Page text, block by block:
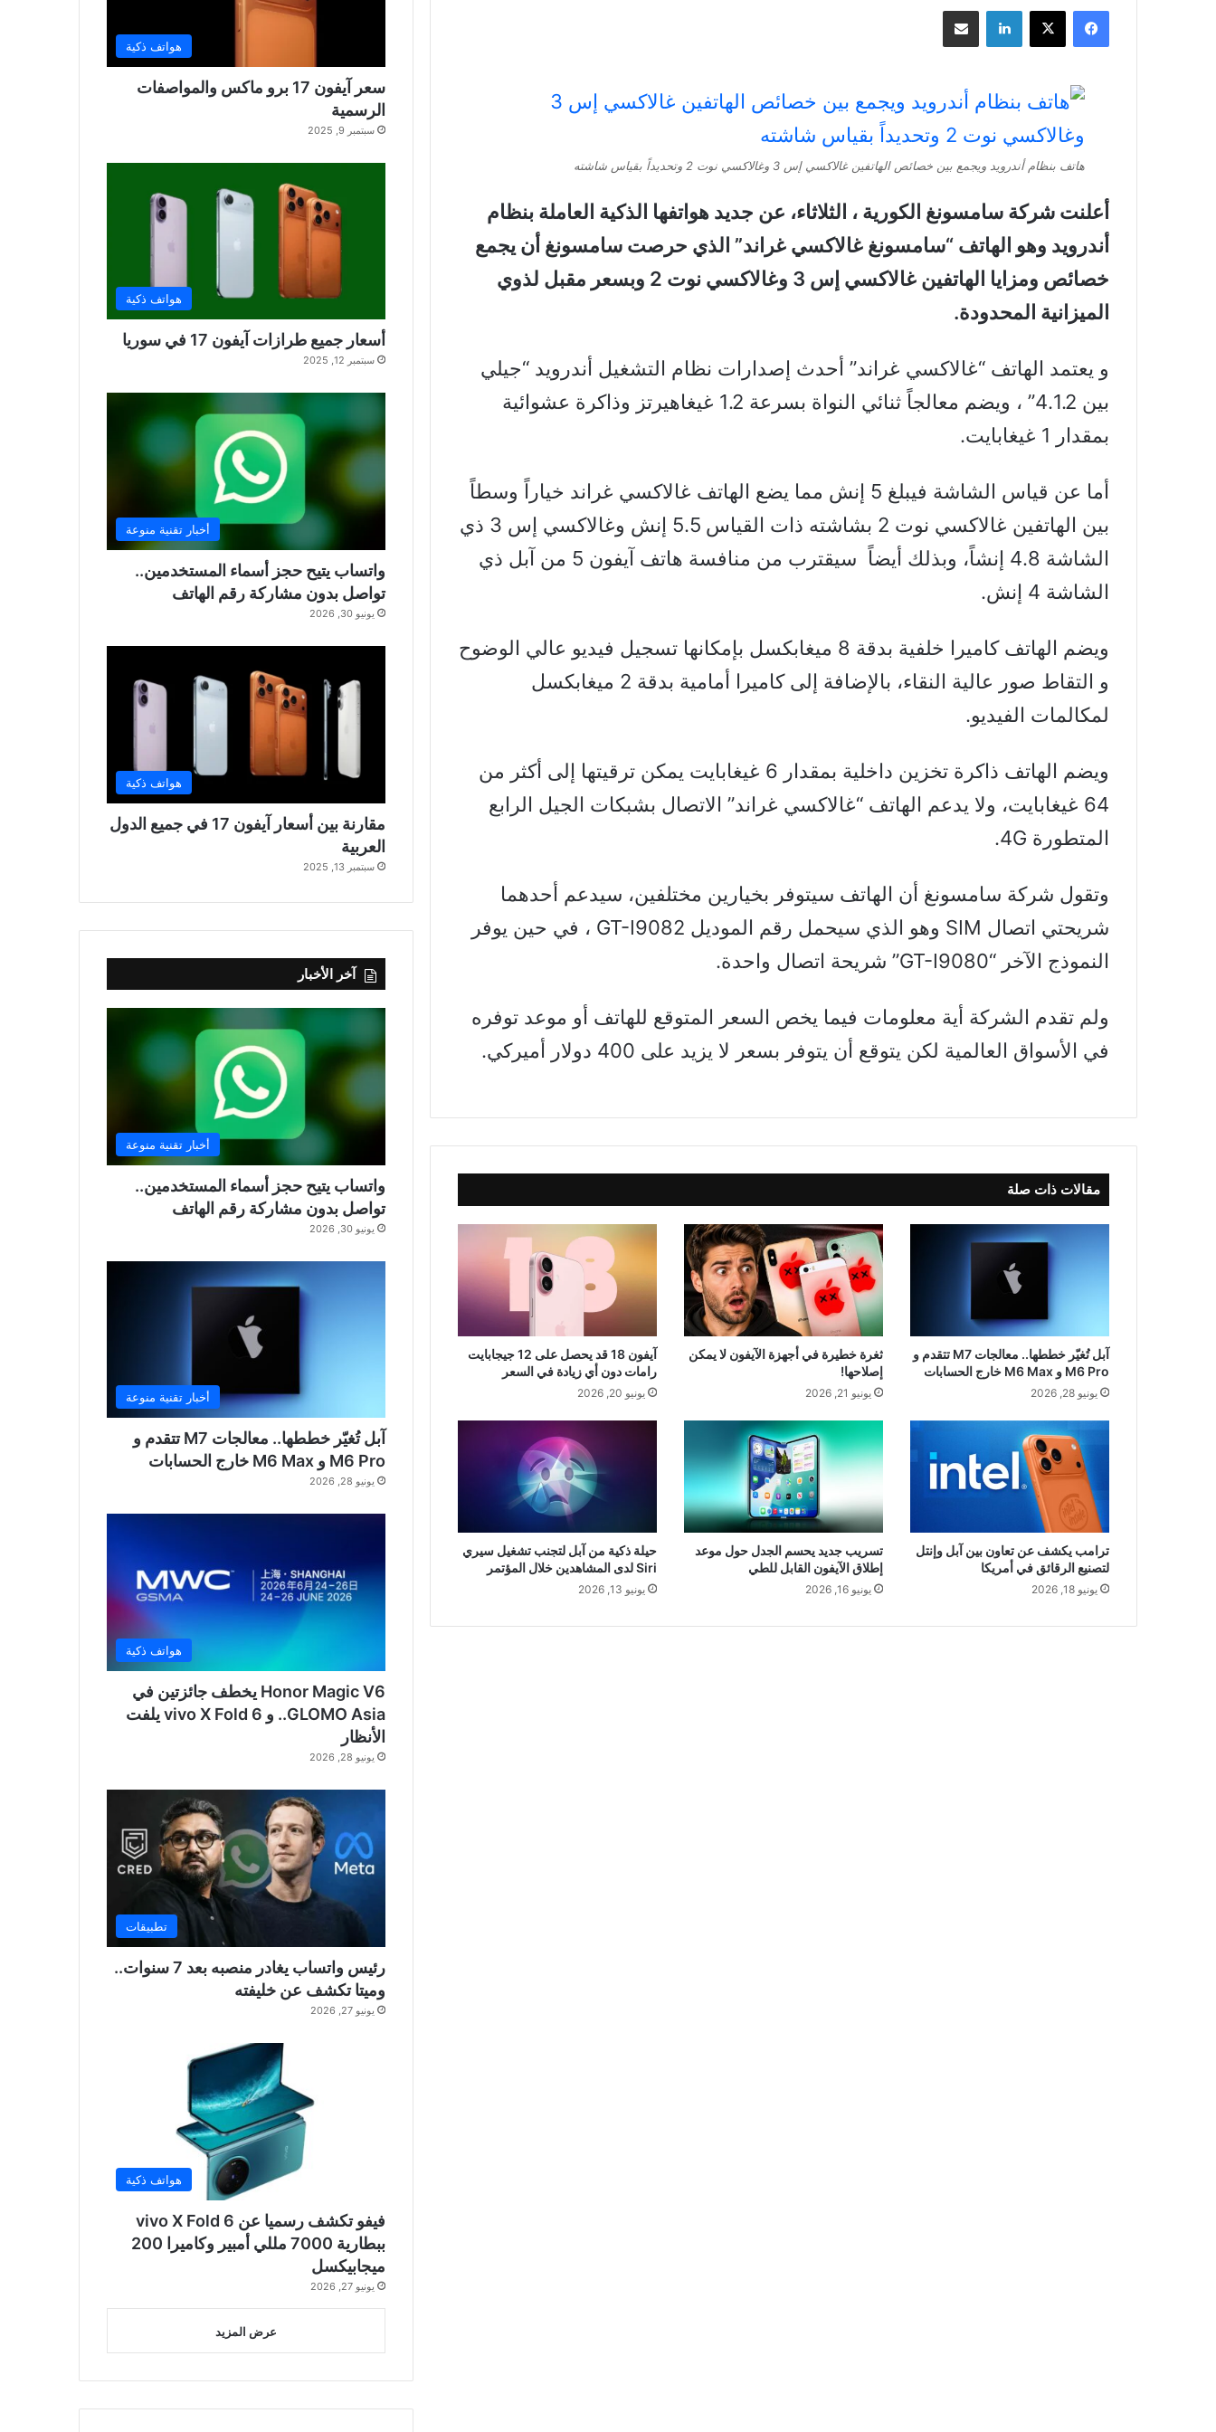
فيسبوك ‫X لينكدإن مشاركة بالبريد الإلكتروني
هاتف بنظام أندرويد ويجمع بين خصائص الهاتفين غالاكسي إس 3 وغالاكسي نوت 2 وتحديداً بقياس شاشته
أعلنت شركة سامسونغ الكورية ، الثلاثاء، عن جديد هواتفها الذكية العاملة بنظام
أندرويد وهو الهاتف “سامسونغ غالاكسي غراند” الذي حرصت سامسونغ أن يجمع
خصائص ومزايا الهاتفين غالاكسي إس 3 وغالاكسي نوت 2 وبسعر مقبل لذوي
الميزانية المحدودة.
و يعتمد الهاتف “غالاكسي غراند” أحدث إصدارات نظام التشغيل أندرويد “جيلي
بين 4.1.2” ، ويضم معالجاً ثنائي النواة بسرعة 1.2 غيغاهيرتز وذاكرة عشوائية
بمقدار 1 غيغابايت.
أما عن قياس الشاشة فيبلغ 5 إنش مما يضع الهاتف غالاكسي غراند خياراً وسطاً
بين الهاتفين غالاكسي نوت 2 بشاشته ذات القياس 5.5 إنش وغالاكسي إس 3 ذي
الشاشة 4.8 إنشاً، وبذلك أيضاً سيقترب من منافسة هاتف آيفون 5 من آبل ذي
الشاشة 4 إنش.
ويضم الهاتف كاميرا خلفية بدقة 8 ميغابكسل بإمكانها تسجيل فيديو عالي الوضوح
و التقاط صور عالية النقاء، بالإضافة إلى كاميرا أمامية بدقة 2 ميغابكسل
لمكالمات الفيديو.
ويضم الهاتف ذاكرة تخزين داخلية بمقدار 6 غيغابايت يمكن ترقيتها إلى أكثر من
64 غيغابايت، ولا يدعم الهاتف “غالاكسي غراند” الاتصال بشبكات الجيل الرابع
المتطورة 4G.
وتقول شركة سامسونغ أن الهاتف سيتوفر بخيارين مختلفين، سيدعم أحدهما
شريحتي اتصال SIM وهو الذي سيحمل رقم الموديل GT-I9082 ، في حين يوفر
النموذج الآخر “GT-I9080” شريحة اتصال واحدة.
ولم تقدم الشركة أية معلومات فيما يخص السعر المتوقع للهاتف أو موعد توفره
في الأسواق العالمية لكن يتوقع أن يتوفر بسعر لا يزيد على 400 دولار أميركي.
مقالات ذات صلة
آبل تُغيّر خططها.. معالجات M7 تتقدم و
M6 Pro و M6 Max خارج الحسابات
يونيو 28, 2026
ثغرة خطيرة في أجهزة الآيفون لا يمكن
إصلاحها!
يونيو 21, 2026
آيفون 18 قد يحصل على 12 جيجابايت
رامات دون أي زيادة في السعر
يونيو 20, 2026
ترامب يكشف عن تعاون بين آبل وإنتل
لتصنيع الرقائق في أمريكا
يونيو 18, 2026
تسريب جديد يحسم الجدل حول موعد
إطلاق الآيفون القابل للطي
يونيو 16, 2026
حيلة ذكية من آبل لتجنب تشغيل سيري
Siri لدى المشاهدين خلال المؤتمر
يونيو 13, 2026
هواتف ذكية
سعر آيفون 17 برو ماكس والمواصفات
الرسمية
سبتمبر 9, 2025
هواتف ذكية
أسعار جميع طرازات آيفون 17 في سوريا
سبتمبر 12, 2025
أخبار تقنية منوعة
واتساب يتيح حجز أسماء المستخدمين..
تواصل بدون مشاركة رقم الهاتف
يونيو 30, 2026
هواتف ذكية
مقارنة بين أسعار آيفون 17 في جميع الدول
العربية
سبتمبر 13, 2025
آخر الأخبار
أخبار تقنية منوعة
واتساب يتيح حجز أسماء المستخدمين..
تواصل بدون مشاركة رقم الهاتف
يونيو 30, 2026
أخبار تقنية منوعة
آبل تُغيّر خططها.. معالجات M7 تتقدم و
M6 Pro و M6 Max خارج الحسابات
يونيو 28, 2026
هواتف ذكية
Honor Magic V6 يخطف جائزتين في
GLOMO Asia.. و vivo X Fold 6 يلفت
الأنظار
يونيو 28, 2026
تطبيقات
رئيس واتساب يغادر منصبه بعد 7 سنوات..
وميتا تكشف عن خليفته
يونيو 27, 2026
هواتف ذكية
فيفو تكشف رسميا عن vivo X Fold 6
ببطارية 7000 مللي أمبير وكاميرا 200
ميجابيكسل
يونيو 27, 2026
عرض المزيد